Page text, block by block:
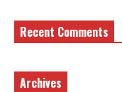
Recent Comments
Archives